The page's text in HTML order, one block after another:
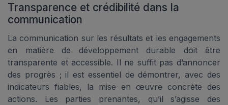
Transparence et crédibilité dans la
communication
La communication sur les résultats et les engagements
en matière de développement durable doit être
transparente et accessible. Il ne suffit pas d’annoncer
des progrès ; il est essentiel de démontrer, avec des
indicateurs fiables, la mise en œuvre concrète des
actions. Les parties prenantes, qu’il s’agisse des